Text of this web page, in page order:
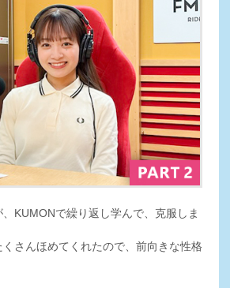
KUMONで繰り返し学んで、克服しま
さんほめてくれたので、前向きな性格